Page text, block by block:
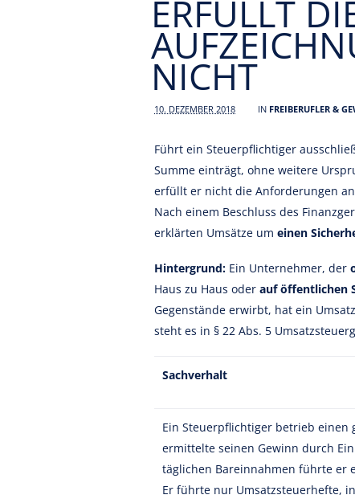
ERFÜLLT
NICHT
10. DEZEMBER 2018 IN FREIBERUFLER &
Führt ein Steuerpflichtiger
Summe einträgt, ohne weitere
erfüllt er nicht die Anforderungen
Nach einem Beschluss des
erklärten Umsätze um einen
Hintergrund: Ein Unternehmer, der
Haus zu Haus oder auf öffentlichen
Gegenstände erwirbt, hat ein
steht es in § 22 Abs. 5
Sachverhalt
Ein Steuerpflichtiger betrieb einen
ermittelte seinen Gewinn durch
täglichen Bareinnahmen führte er
Er führte nur Umsatzsteuerhefte,